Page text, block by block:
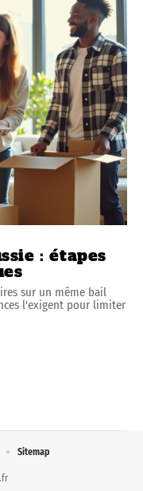
: étapes
sur un même bail
l'exigent pour limiter
Sitemap